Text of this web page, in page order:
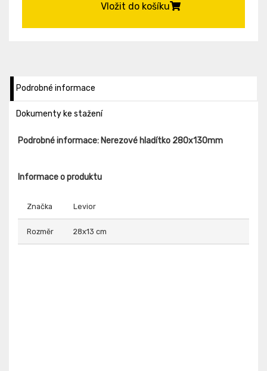
Vložit do košíku
Podrobné informace
Dokumenty ke stažení
Podrobné informace: Nerezové hladítko 280x130mm
Informace o produktu
Značka Levior
Rozměr 28x13 cm